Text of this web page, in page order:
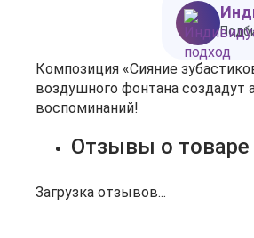
Композиция «Сияние
воздушного фонтана создадут
воспоминаний!
Отзывы о товаре
Загрузка отзывов...